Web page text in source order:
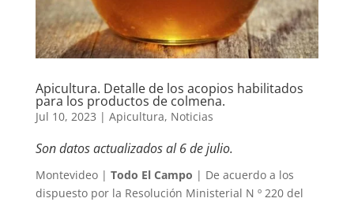
Apicultura. Detalle de los acopios habilitados
para los productos de colmena.
Jul 10, 2023 | Apicultura, Noticias
Son datos actualizados al 6 de julio.
Montevideo | Todo El Campo | De acuerdo a los
dispuesto por la Resolución Ministerial N º 220 del